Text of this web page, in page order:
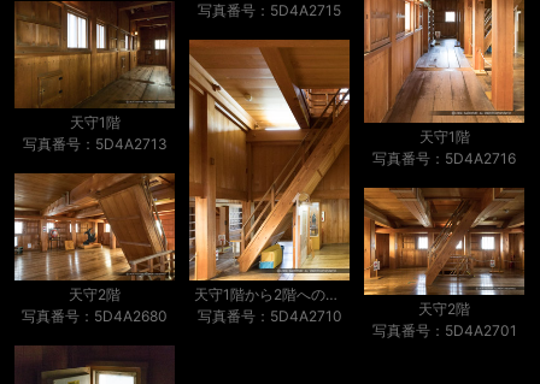
写真番号：5D4A2715
天守1階
写真番号：5D4A2716
天守1階
写真番号：5D4A2713
天守1階から2階への階段
写真番号：5D4A2710
天守2階
写真番号：5D4A2680
天守2階
写真番号：5D4A2701